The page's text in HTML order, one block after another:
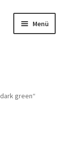
Menü
green“